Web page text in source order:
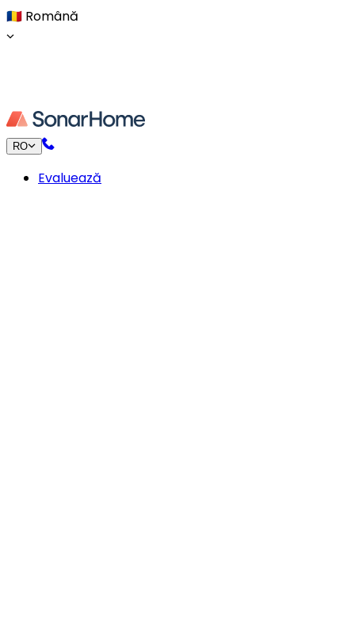
🇷🇴 Română
RO
Evaluează